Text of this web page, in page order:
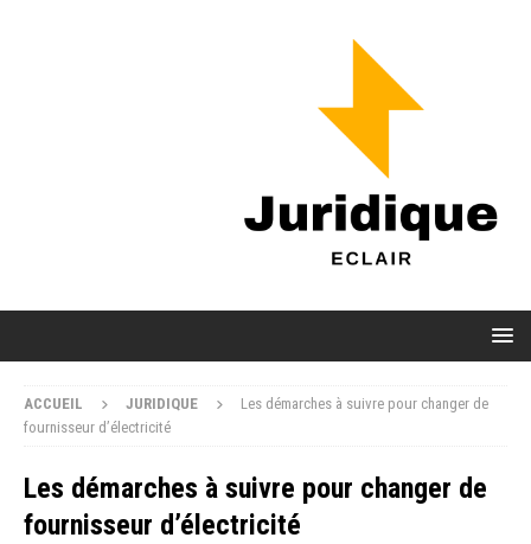
ACCUEIL JURIDIQUE
Les démarches à suivre pour changer de
fournisseur d’électricité
Les démarches à suivre pour changer de
fournisseur d’électricité